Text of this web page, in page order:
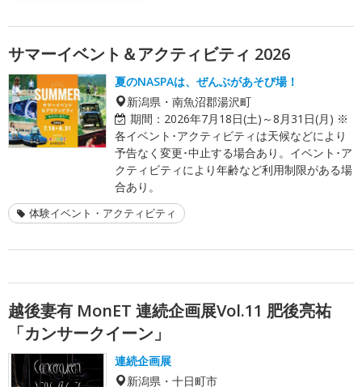
サマーイベント＆アクティビティ 2026
夏のNASPAは、ぜんぶがあそび場！
新潟県・南魚沼郡湯沢町
期間： 2026年7月18日(土)～8月31日(月) ※
各イベント･アクティビティは天候などにより
予告なく変更･中止する場合あり。イベント･ア
クティビティにより年齢など利用制限がある場
合あり。
体験イベント・アクティビティ
越後妻有 MonET 連続企画展Vol.11 肥後亮祐
「カンサークイーン」
連続企画展
新潟県・十日町市